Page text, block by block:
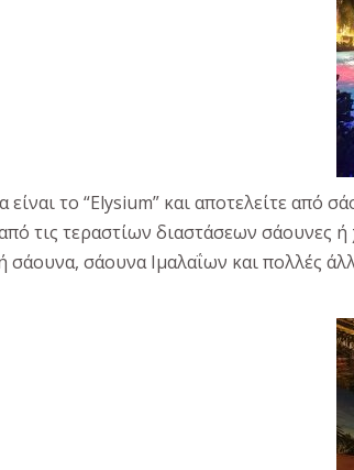
είναι το “Elysium” και αποτελείτε από
τις τεραστίων διαστάσεων σάουνες
σάουνα Ιμαλαΐων και πολλές